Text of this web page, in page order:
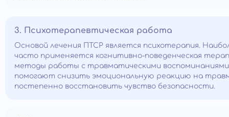
3. Психотерапевтическая работа
Основой лечения ПТСР является психотерапия.
часто применяется когнитивно-поведенческая
методы работы с травматическими
помогают снизить эмоциональную реакцию на
постепенно восстановить чувство безопасности.